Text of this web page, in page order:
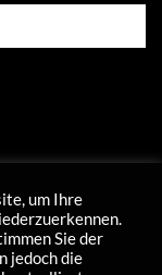
um Ihre
Sie der
jedoch die